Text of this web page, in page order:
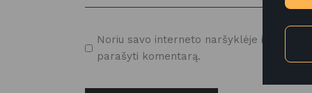
Noriu savo interneto naršyklėje
parašyti komentarą.